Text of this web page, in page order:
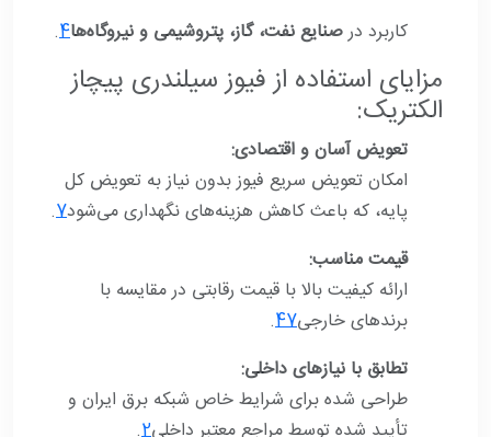
کاربرد درصنایع نفت، گاز، پتروشیمی و نیروگاه‌ها4
.
مزایای استفاده از فیوز سیلندری پیچاز
الکتریک:
تعویض آسان و اقتصادی:
امکان تعویض سریع فیوز بدون نیاز به تعویض کل
پایه، که باعث کاهش هزینه‌های نگهداری می‌شود7
.
قیمت مناسب:
ارائه کیفیت بالا با قیمت رقابتی در مقایسه با
برندهای خارجی 47
.
تطابق با نیازهای داخلی:
طراحی شده برای شرایط خاص شبکه برق ایران و
تأیید شده توسط مراجع معتبر داخلی2
.